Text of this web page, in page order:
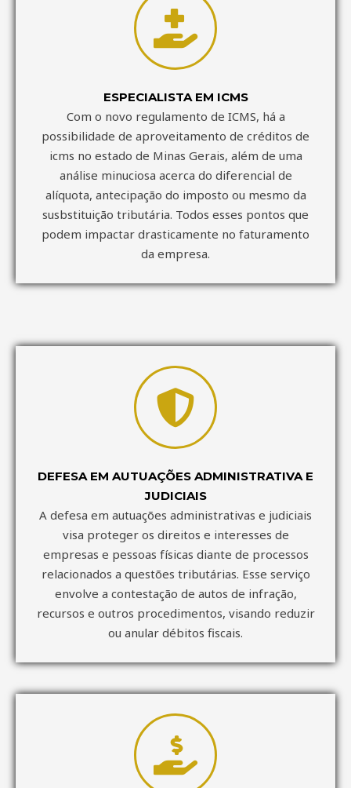
ESPECIALISTA EM ICMS
Com o novo regulamento de ICMS, há a
possibilidade de aproveitamento de créditos de
icms no estado de Minas Gerais, além de uma
análise minuciosa acerca do diferencial de
alíquota, antecipação do imposto ou mesmo da
susbstituição tributária. Todos esses pontos que
podem impactar drasticamente no faturamento
da empresa.
DEFESA EM AUTUAÇÕES ADMINISTRATIVA E
JUDICIAIS
A defesa em autuações administrativas e judiciais
visa proteger os direitos e interesses de
empresas e pessoas físicas diante de processos
relacionados a questões tributárias. Esse serviço
envolve a contestação de autos de infração,
recursos e outros procedimentos, visando reduzir
ou anular débitos fiscais.